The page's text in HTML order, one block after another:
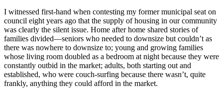
I witnessed first-hand when contesting my former municipal seat on
council eight years ago that the supply of housing in our community
was clearly the silent issue. Home after home shared stories of
families divided—seniors who needed to downsize but couldn’t as
there was nowhere to downsize to; young and growing families
whose living room doubled as a bedroom at night because they were
constantly outbid in the market; adults, both starting out and
established, who were couch-surfing because there wasn’t, quite
frankly, anything they could afford in the market.